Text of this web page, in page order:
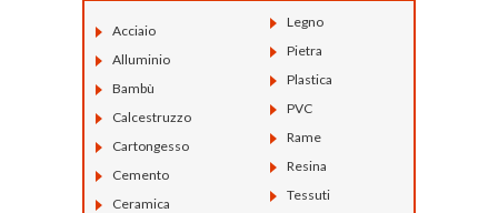
Acciaio
Alluminio
Bambù
Calcestruzzo
Cartongesso
Cemento
Ceramica
Legno
Pietra
Plastica
PVC
Rame
Resina
Tessuti